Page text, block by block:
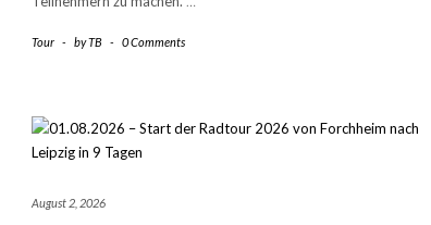
Tour - byTB - 0 Comments
August 2, 2026